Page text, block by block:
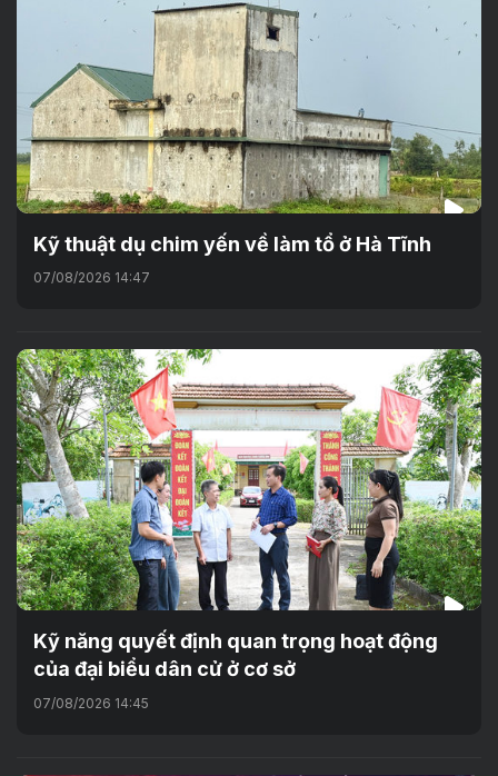
Kỹ thuật dụ chim yến về làm tổ ở Hà Tĩnh
07/08/2026 14:47
Kỹ năng quyết định quan trọng hoạt động
của đại biểu dân cử ở cơ sở
07/08/2026 14:45